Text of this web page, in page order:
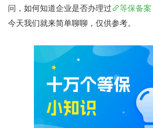
问，如何知道企业是否办理过
等保备案
今天我们就来简单聊聊，仅供参考。